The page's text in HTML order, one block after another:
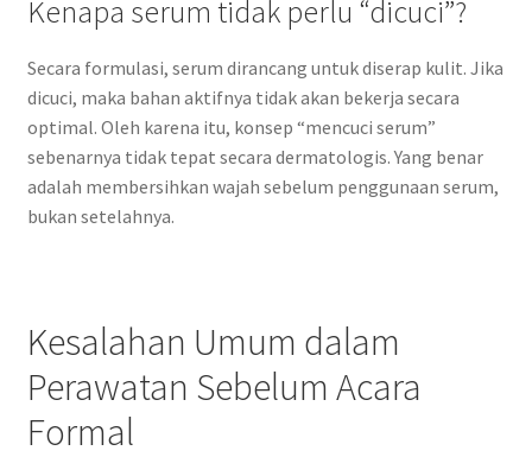
Kenapa serum tidak perlu “dicuci”?
Secara formulasi, serum dirancang untuk diserap kulit. Jika
dicuci, maka bahan aktifnya tidak akan bekerja secara
optimal. Oleh karena itu, konsep “mencuci serum”
sebenarnya tidak tepat secara dermatologis. Yang benar
adalah membersihkan wajah sebelum penggunaan serum,
bukan setelahnya.
Kesalahan Umum dalam
Perawatan Sebelum Acara
Formal